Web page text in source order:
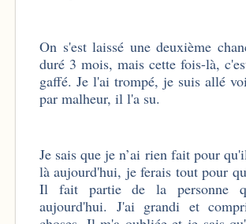
On s'est laissé une deuxième
duré 3 mois, mais cette fois-là,
gaffé. Je l'ai trompé, je suis allé
par malheur, il l'a su.
Je sais que je n’ai rien fait pour
là aujourd'hui, je ferais tout pour
Il fait partie de la personne
aujourd'hui. J'ai grandi et